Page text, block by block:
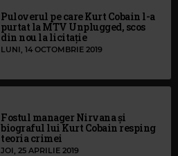
Puloverul pe care Kurt Cobain l-a
purtat la MTV Unplugged, scos
din nou la licitație
LUNI, 14 OCTOMBRIE 2019
Fostul manager Nirvana și
biograful lui Kurt Cobain resping
teoria crimei
JOI, 25 APRILIE 2019